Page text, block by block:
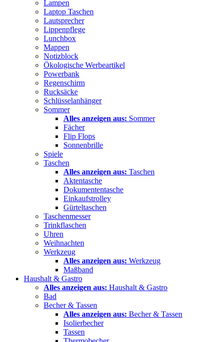
Lampen
Laptop Taschen
Lautsprecher
Lippenpflege
Lunchbox
Mappen
Notizblock
Ökologische Werbeartikel
Powerbank
Regenschirm
Rucksäcke
Schlüsselanhänger
Sommer
Alles anzeigen aus: Sommer
Fächer
Flip Flops
Sonnenbrille
Spiele
Taschen
Alles anzeigen aus: Taschen
Aktentasche
Dokumententasche
Einkaufstrolley
Gürteltaschen
Taschenmesser
Trinkflaschen
Uhren
Weihnachten
Werkzeug
Alles anzeigen aus: Werkzeug
Maßband
Haushalt & Gastro
Alles anzeigen aus: Haushalt & Gastro
Bad
Becher & Tassen
Alles anzeigen aus: Becher & Tassen
Isolierbecher
Tassen